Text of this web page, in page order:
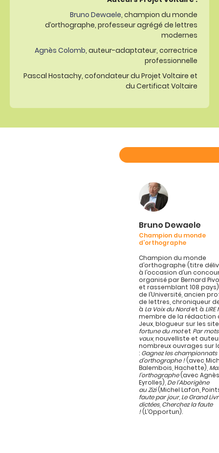
Bruno Dewaele, champion du monde
d’orthographe, professeur agrégé de lettres
modernes
Agnès Colomb, auteur-adaptateur, correctrice
professionnelle
Pascal Hostachy, cofondateur du Projet Voltaire et
du Certificat Voltaire
Bruno Dewaele
Champion du monde
d’orthographe
Champion du monde
d’orthographe (titre
à l’occasion d’un
organisé par Bernard
et rassemblant 108
de l’Université, ancien
de lettres, chroniqueur
à La Voix du Nordet à
membre de la rédaction
Jeux, blogueur sur les
fortune du motet Par
vaux, nouvelliste et
nombreux ouvrages sur
: Gagnez les championnats
d’orthographe !(avec
Balembois, Hachette),
l’orthographe(avec
Eyrolles), De l’Aborigène
au Zizi(Michel Lafon,
faute par jour, Le Grand
dictées, Cherchez la faute
!(L’Opportun).